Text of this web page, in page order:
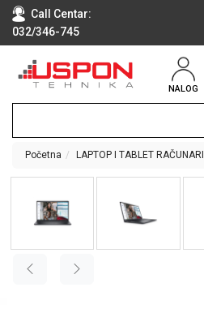
Call Centar:
032/346-745
NALOG
RAČUNARI
TEHNIKA
OPREMA
AUDIO,
VIDEO
Početna LAPTOP I TABLET RAČUNARI